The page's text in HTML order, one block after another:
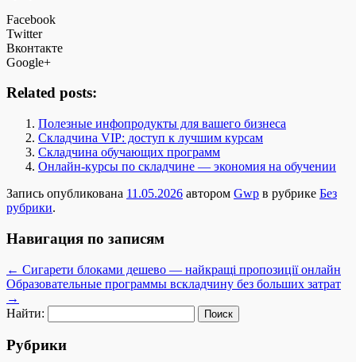
Facebook
Twitter
Вконтакте
Google+
Related posts:
Полезные инфопродукты для вашего бизнеса
Складчина VIP: доступ к лучшим курсам
Складчина обучающих программ
Онлайн-курсы по складчине — экономия на обучении
Запись опубликована 11.05.2026 автором Gwp в рубрике Без
рубрики.
Навигация по записям
← Сигарети блоками дешево — найкращі пропозиції онлайн
Образовательные программы вскладчину без больших затрат
→
Найти:
Рубрики